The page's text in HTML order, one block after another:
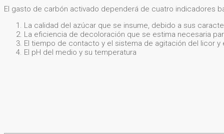
El gasto de carbón activado dependerá de cuatro indicadores
La calidad del azúcar que se insume, debido a sus
La eficiencia de decoloración que se estima necesaria
El tiempo de contacto y el sistema de agitación del licor y
El pH del medio y su temperatura